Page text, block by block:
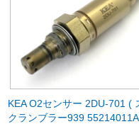
KEA O2センサー 2DU-701 (
クランブラー939